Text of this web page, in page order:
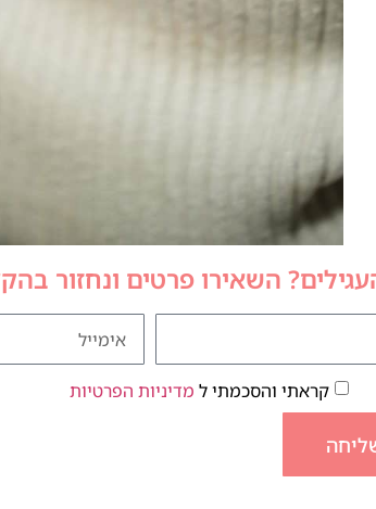
השאירו פרטים ונחזור
קראתי והסכמתי ל מדיניות הפרטיות